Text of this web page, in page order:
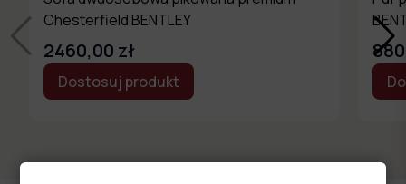
Chesterfield BENTLEY
2460,00 zł
Dostosuj produkt